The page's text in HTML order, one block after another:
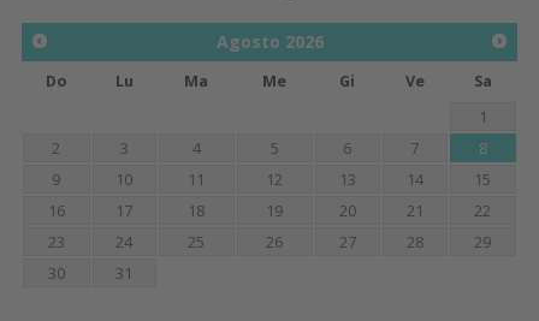
Agosto 2026
Do Lu Ma Me Gi Ve
Sa
1
2
3 4 5 6 7
8
9
10 11 12 13 14
15
16
17 18 19 20 21
22
23
24 25 26 27 28
29
30
31